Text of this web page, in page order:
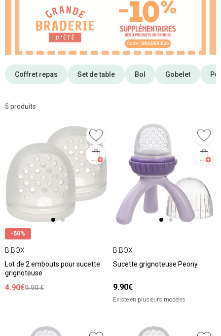
Coffret repas Set de table Bol Gobelet
5 produits
-50%
B.BOX
Lot de 2 embouts pour sucette
grignoteuse
4.90€9.90 €
B.BOX
Sucette grignoteuse Peony
9.90€
Existe en plusieurs modèles